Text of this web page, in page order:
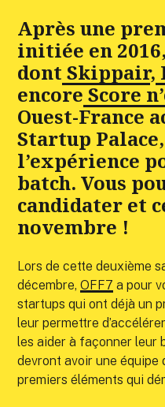
Après une
initiée en
dont Skippair,
encoreScore
Ouest-France
Startup
l’expérience
batch. Vous
candidater et
novembre !
Lors de cette deuxième
décembre,OFF7 a pour
startups qui ont déjà un
leur permettre
les aider à façonner leur
devront avoir une équipe
premiers éléments qui